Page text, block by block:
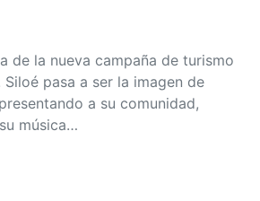
de la nueva campaña de turismo
pasa a ser la imagen de
a su comunidad,
música…